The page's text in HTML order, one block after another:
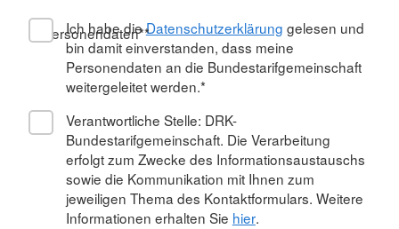
Personendaten**
Ich habe dieDatenschutzerklärung gelesen und
bin damit einverstanden, dass meine
Personendaten an die Bundestarifgemeinschaft
weitergeleitet werden.*
Verantwortliche Stelle: DRK-
Bundestarifgemeinschaft. Die Verarbeitung
erfolgt zum Zwecke des Informationsaustauschs
sowie die Kommunikation mit Ihnen zum
jeweiligen Thema des Kontaktformulars. Weitere
Informationen erhalten Sie hier.